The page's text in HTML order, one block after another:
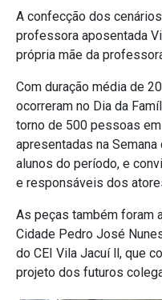
A confecção dos
professora aposentada
própria mãe da
Com duração média de
ocorreram no Dia da
torno de 500 pessoas
apresentadas na
alunos do período, e
e responsáveis dos
As peças também foram
Cidade Pedro José
do CEI Vila Jacuí ll, que
projeto dos futuros